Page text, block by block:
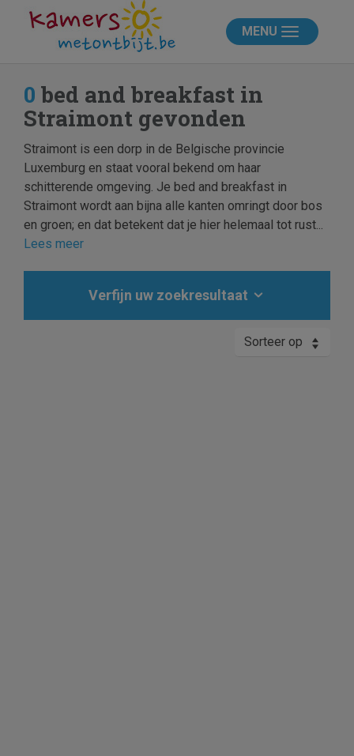
MENU
0 bed and breakfast in
Straimont gevonden
Straimont is een dorp in de Belgische provincie
Luxemburg en staat vooral bekend om haar
schitterende omgeving. Je bed and breakfast in
Straimont wordt aan bijna alle kanten omringt door bos
en groen; en dat betekent dat je hier helemaal tot rust...
Lees meer
Verfijn uw zoekresultaat
Sorteer op